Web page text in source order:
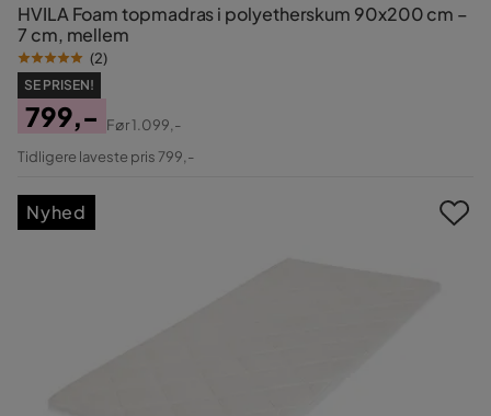
HVILA Foam topmadras i polyetherskum 90x200 cm –
7 cm, mellem
(2)
SE PRISEN!
Pris
799,-
Original
Før1.099,-
Tidligere laveste pris 799,-
Nyhed